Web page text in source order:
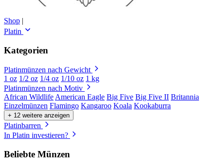
Shop |
Platin
Kategorien
Platinmünzen nach Gewicht
1 oz 1/2 oz 1/4 oz 1/10 oz 1 kg
Platinmünzen nach Motiv
African WildlifeAmerican Eagle Big Five Big Five II Britannia
Einzelmünzen Flamingo Kangaroo Koala Kookaburra
+ 12 weitere anzeigen
Platinbarren
In Platin investieren?
Beliebte Münzen